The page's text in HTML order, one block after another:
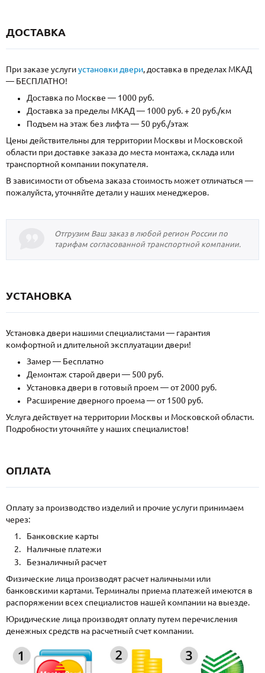
ДОСТАВКА
При заказе услугиустановки двери, доставка в пределах МКАД
— БЕСПЛАТНО!
Доставка по Москве — 1000 руб.
Доставка за пределы МКАД — 1000 руб. + 20 руб./км
Подъем на этаж без лифта — 50 руб./этаж
Цены действительны для территории Москвы и Московской
области при доставке заказа до места монтажа, склада или
транспортной компании покупателя.
В зависимости от объема заказа стоимость может отличаться —
пожалуйста, уточняйте детали у наших менеджеров.
Отгрузим Ваш заказ в любой регион России по
тарифам согласованной транспортной компании.
УСТАНОВКА
Установка двери нашими специалистами — гарантия
комфортной и длительной эксплуатации двери!
Замер — Бесплатно
Демонтаж старой двери — 500 руб.
Установка двери в готовый проем — от 2000 руб.
Расширение дверного проема — от 1500 руб.
Услуга действует на территории Москвы и Московской области.
Подробности уточняйте у наших специалистов!
ОПЛАТА
Оплату за производство изделий и прочие услуги принимаем
через:
Банковские карты
Наличные платежи
Безналичный расчет
Физические лица производят расчет наличными или
банковскими картами. Терминалы приема платежей имеются в
распоряжении всех специалистов нашей компании на выезде.
Юридические лица производят оплату путем перечисления
денежных средств на расчетный счет компании.